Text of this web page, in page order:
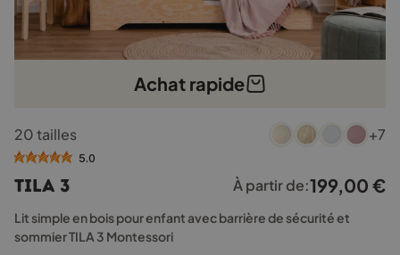
Achat rapide
produit
a
variations.
Les
options
20 tailles +7
5.0
TILA 3 À partir de:199,00 €
Lit simple en bois pour enfant avec barrière de sécurité et
sommier TILA 3 Montessori